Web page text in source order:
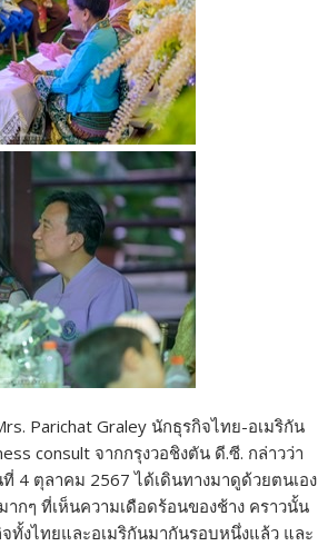
Parichat Graley นักธุรกิจไทย-อเมริกัน
consult จากกรุงวอชิงตัน ดี.ซี. กล่าวว่า
4 ตุลาคม 2567 ได้เดินทางมาดูด้วยตนเอง
กๆ ที่เห็นความเดือดร้อนของช้าง คราวนั้น
ทั้งไทยและอเมริกันมากันรอบหนึ่งแล้ว และ